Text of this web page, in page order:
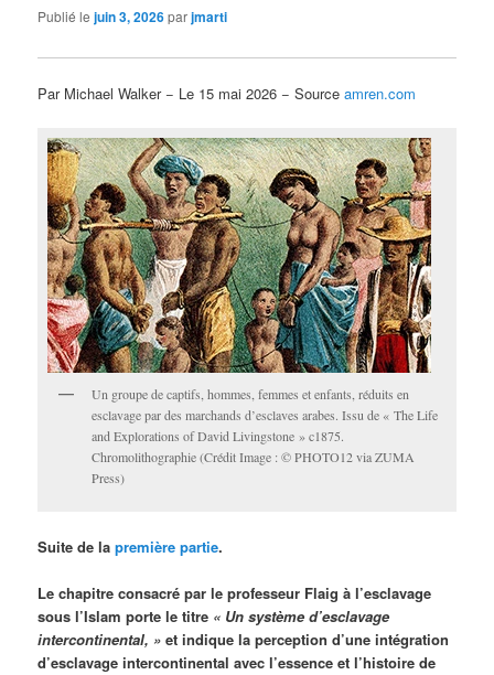
Publié lejuin 3, 2026parjmarti
Par Michael Walker − Le 15 mai 2026 − Sourceamren.com
Un groupe de captifs, hommes, femmes et enfants, réduits en
esclavage par des marchands d’esclaves arabes. Issu de « The Life
and Explorations of David Livingstone » c1875.
Chromolithographie (Crédit Image : © PHOTO12 via ZUMA
Press)
Suite de lapremière partie.
Le chapitre consacré par le professeur Flaig à l’esclavage
sous l’Islam porte le titre « Un système d’esclavage
intercontinental, » et indique la perception d’une intégration
d’esclavage intercontinental avec l’essence et l’histoire de